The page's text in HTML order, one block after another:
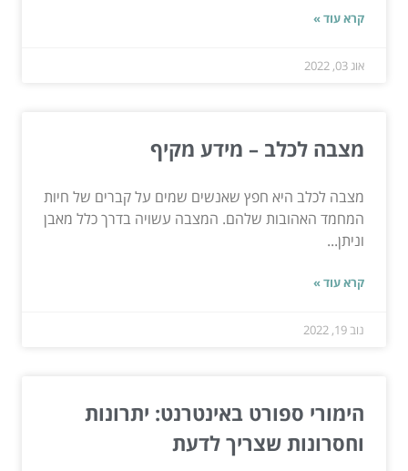
קרא עוד »
אוג 03, 2022
מצבה לכלב – מידע מקיף
מצבה לכלב היא חפץ שאנשים שמים על קברים של חיות
המחמד האהובות שלהם. המצבה עשויה בדרך כלל מאבן
וניתן...
קרא עוד »
נוב 19, 2022
הימורי ספורט באינטרנט: יתרונות
וחסרונות שצריך לדעת